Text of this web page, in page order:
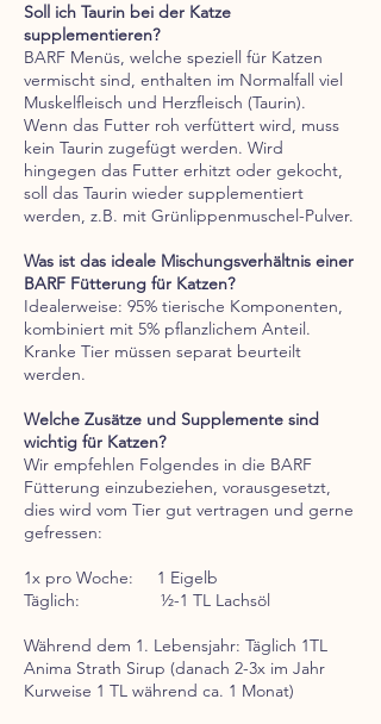
Soll ich Taurin bei der Katze
supplementieren?
BARF Menüs, welche speziell für Katzen
vermischt sind, enthalten im Normalfall viel
Muskelfleisch und Herzfleisch (Taurin).
Wenn das Futter roh verfüttert wird, muss
kein Taurin zugefügt werden. Wird
hingegen das Futter erhitzt oder gekocht,
soll das Taurin wieder supplementiert
werden, z.B. mit Grünlippenmuschel-Pulver.
Was ist das ideale Mischungsverhältnis einer
BARF Fütterung für Katzen?
Idealerweise: 95% tierische Komponenten,
kombiniert mit 5% pflanzlichem Anteil.
Kranke Tier müssen separat beurteilt
werden.
Welche Zusätze und Supplemente sind
wichtig für Katzen?
Wir empfehlen Folgendes in die BARF
Fütterung einzubeziehen, vorausgesetzt,
dies wird vom Tier gut vertragen und gerne
gefressen:
1x pro Woche: 1 Eigelb
Täglich: ½-1 TL Lachsöl
Während dem 1. Lebensjahr: Täglich 1TL
Anima Strath Sirup (danach 2-3x im Jahr
Kurweise 1 TL während ca. 1 Monat)